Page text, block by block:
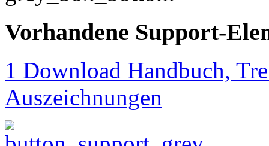
Vorhandene Support-
1 Download Handbuch,
Auszeichnungen